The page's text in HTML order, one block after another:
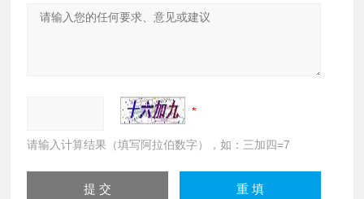
请输入计算结果（填写阿拉伯数字），如：三加四=7